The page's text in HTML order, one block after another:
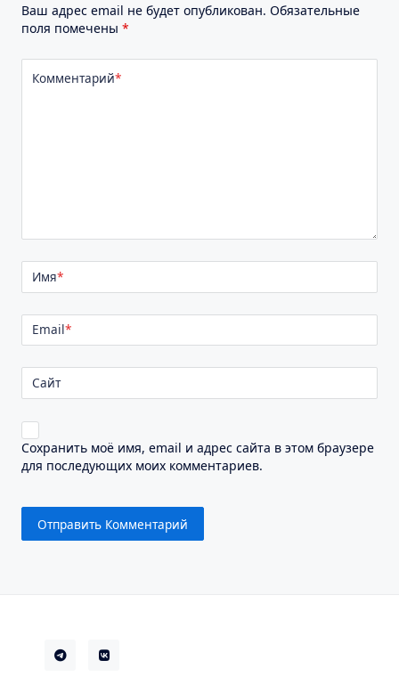
Ваш адрес email не будет опубликован. Обязательные
поля помечены *
Комментарий*
Имя*
Email*
Сайт
Сохранить моё имя, email и адрес сайта в этом браузере
для последующих моих комментариев.